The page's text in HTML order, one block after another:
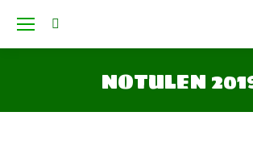
Search:
NOTULEN